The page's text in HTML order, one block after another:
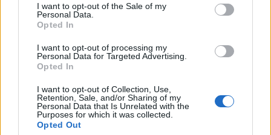
I want to opt-out of the Sale of my
Personal Data.
Opted In
I want to opt-out of processing my
Personal Data for Targeted Advertising.
Opted In
I want to opt-out of Collection, Use,
Retention, Sale, and/or Sharing of my
Personal Data that Is Unrelated with the
Purposes for which it was collected.
Opted Out
Így dolgoznak home officeból az élelmesek,
miközben utazgatnak: itt a TOP10 úticél, ahol
Az IWG kutatása szerint a helyfüggetlen munkavégzés a
válaszadók 90%-ánál javította a munka és a magánélet
egyensúlyát, míg 80%-uk produktívabbnak érzi magát.